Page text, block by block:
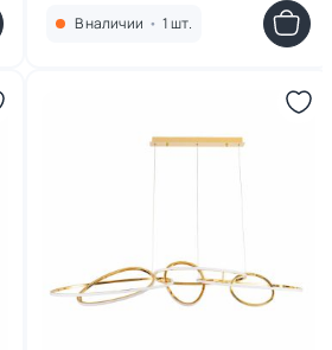
В наличии • 1 шт.